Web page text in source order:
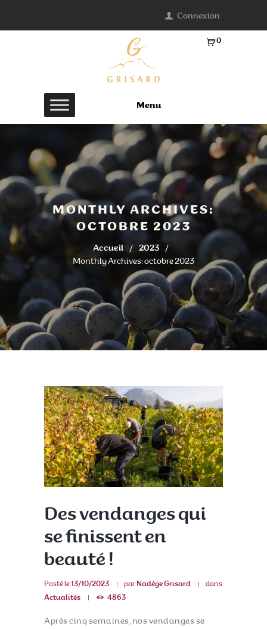
Connexion
Menu
0
0
€
MONTHLY ARCHIVES:
OCTOBRE 2023
Accueil
2023
Monthly Archives: octobre 2023
Des vendanges qui
se finissent en
beauté !
Posté le13/10/2023 par Nadège Grisard
dans
Actualités
4863
Après cinq semaines, nos vendanges se